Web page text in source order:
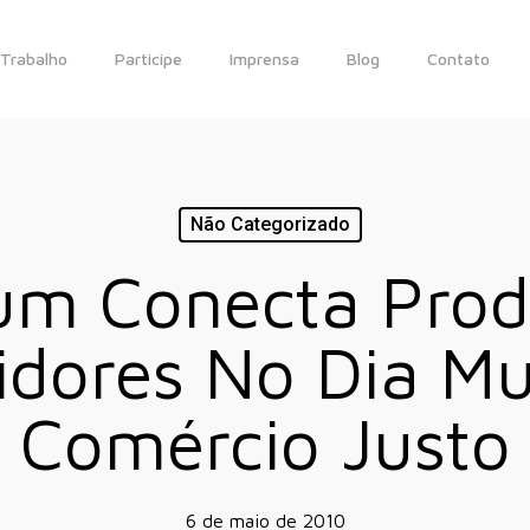
Participe Imprensa Blog Contato
Não Categorizado
Conecta
No Dia
Comércio Justo
6 de maio de 2010